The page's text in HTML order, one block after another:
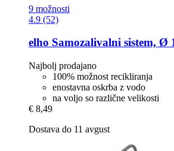
9 možnosti
4.9 (52)
elho Samozalivalni sistem, Ø
Najbolj prodajano
100% možnost recikliranja
enostavna oskrba z vodo
na voljo so različne velikosti
€ 8,49
Dostava do 11 avgust